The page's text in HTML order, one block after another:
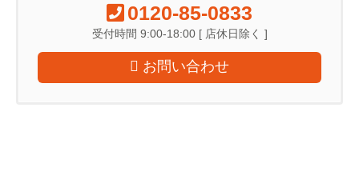
0120-85-0833
受付時間 9:00-18:00 [ 店休日除く ]
お問い合わせ